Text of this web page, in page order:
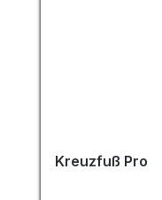
Kreuzfuß Pro